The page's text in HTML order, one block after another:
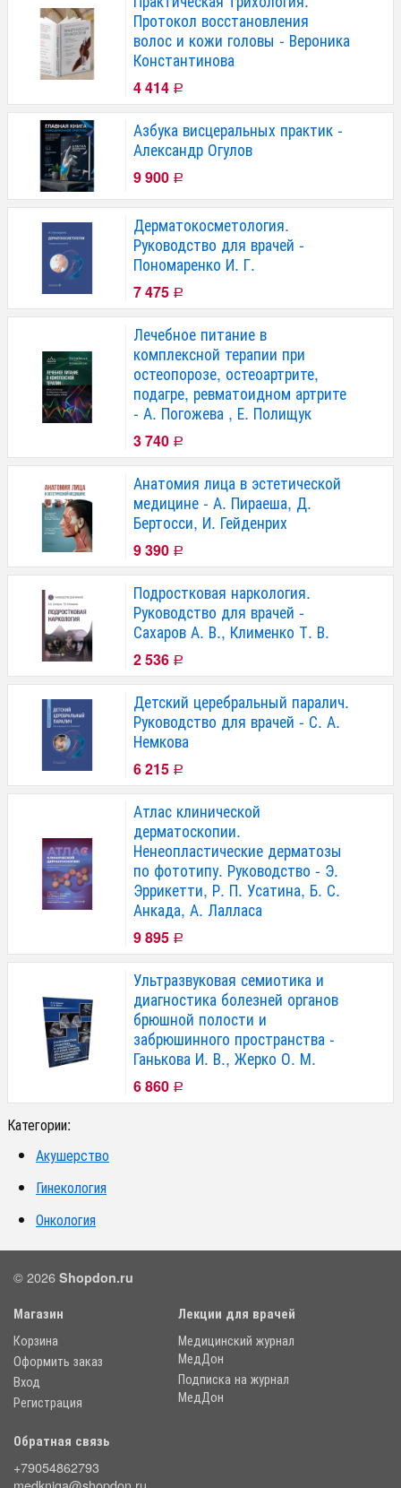
Протокол восстановления
волос и кожи головы - Вероника
Константинова
4 414 Р
Азбука висцеральных практик -
Александр Огулов
9 900 Р
Дерматокосметология.
Руководство для врачей -
Пономаренко И. Г.
7 475 Р
Лечебное питание в
комплексной терапии при
остеопорозе, остеоартрите,
подагре, ревматоидном артрите
- А. Погожева , Е. Полищук
3 740 Р
Анатомия лица в эстетической
медицине - А. Пираеша, Д.
Бертосси, И. Гейденрих
9 390 Р
Подростковая наркология.
Руководство для врачей -
Сахаров А. В., Клименко Т. В.
2 536 Р
Детский церебральный паралич.
Руководство для врачей - С. А.
Немкова
6 215 Р
Атлас клинической
дерматоскопии.
Ненеопластические дерматозы
по фототипу. Руководство - Э.
Эррикетти, Р. П. Усатина, Б. С.
Анкада, А. Лалласа
9 895 Р
Ультразвуковая семиотика и
диагностика болезней органов
брюшной полости и
забрюшинного пространства -
Ганькова И. В., Жерко О. М.
6 860 Р
Категории:
Акушерство
Гинекология
Онкология
© 2026 Shopdon.ru
Магазин
Корзина
Оформить заказ
Вход
Регистрация
Лекции для врачей
Медицинский журнал
МедДон
Подписка на журнал
МедДон
Обратная связь
+79054862793